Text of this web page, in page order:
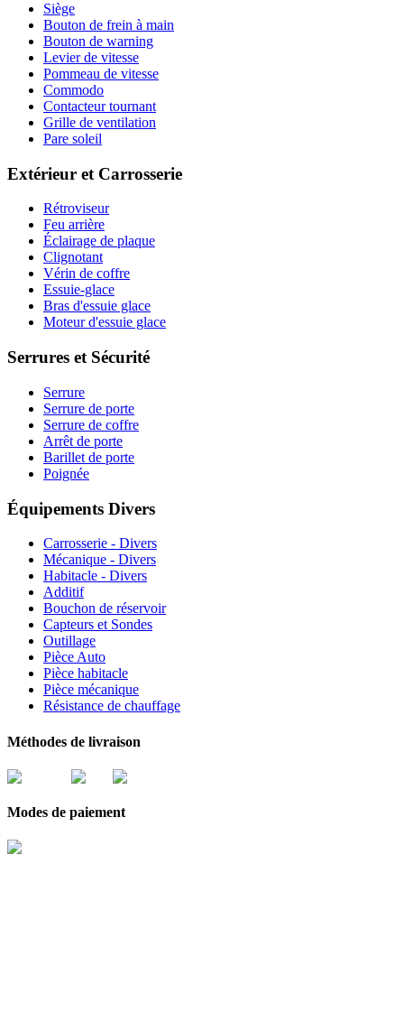
Siège
Bouton de frein à main
Bouton de warning
Levier de vitesse
Pommeau de vitesse
Commodo
Contacteur tournant
Grille de ventilation
Pare soleil
Extérieur et Carrosserie
Rétroviseur
Feu arrière
Éclairage de plaque
Clignotant
Vérin de coffre
Essuie-glace
Bras d'essuie glace
Moteur d'essuie glace
Serrures et Sécurité
Serrure
Serrure de porte
Serrure de coffre
Arrêt de porte
Barillet de porte
Poignée
Équipements Divers
Carrosserie - Divers
Mécanique - Divers
Habitacle - Divers
Additif
Bouchon de réservoir
Capteurs et Sondes
Outillage
Pièce Auto
Pièce habitacle
Pièce mécanique
Résistance de chauffage
Méthodes de livraison
Modes de paiement